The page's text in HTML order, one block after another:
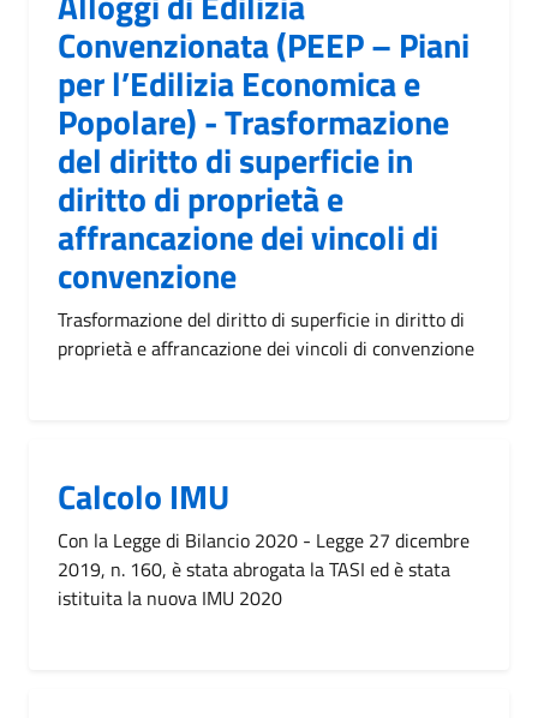
Convenzionata (PEEP – Piani
per l’Edilizia Economica e
Popolare) - Trasformazione
del diritto di superficie in
diritto di proprietà e
affrancazione dei vincoli di
convenzione
Trasformazione del diritto di superficie in diritto di
proprietà e affrancazione dei vincoli di convenzione
Calcolo IMU
Con la Legge di Bilancio 2020 - Legge 27 dicembre
2019, n. 160, è stata abrogata la TASI ed è stata
istituita la nuova IMU 2020